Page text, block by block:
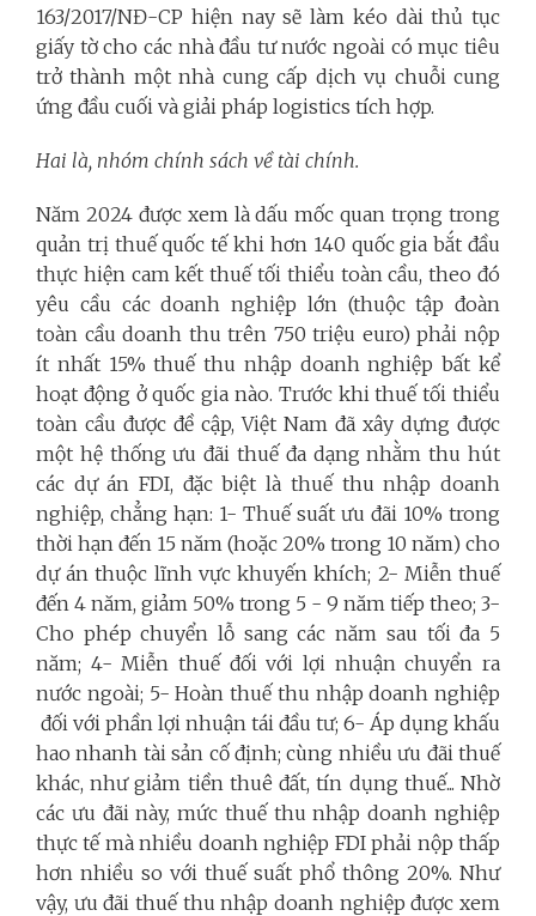
163/2017/NĐ-CP hiện nay sẽ làm kéo dài thủ tục
giấy tờ cho các nhà đầu tư nước ngoài có mục tiêu
trở thành một nhà cung cấp dịch vụ chuỗi cung
ứng đầu cuối và giải pháp logistics tích hợp.
Hai là, nhóm chính sách về tài chính.
Năm 2024 được xem là dấu mốc quan trọng trong
quản trị thuế quốc tế khi hơn 140 quốc gia bắt đầu
thực hiện cam kết thuế tối thiểu toàn cầu, theo đó
yêu cầu các doanh nghiệp lớn (thuộc tập đoàn
toàn cầu doanh thu trên 750 triệu euro) phải nộp
ít nhất 15% thuế thu nhập doanh nghiệp bất kể
hoạt động ở quốc gia nào. Trước khi thuế tối thiểu
toàn cầu được đề cập, Việt Nam đã xây dựng được
một hệ thống ưu đãi thuế đa dạng nhằm thu hút
các dự án FDI, đặc biệt là thuế thu nhập doanh
nghiệp, chẳng hạn: 1- Thuế suất ưu đãi 10% trong
thời hạn đến 15 năm (hoặc 20% trong 10 năm) cho
dự án thuộc lĩnh vực khuyến khích; 2- Miễn thuế
đến 4 năm, giảm 50% trong 5 - 9 năm tiếp theo; 3-
Cho phép chuyển lỗ sang các năm sau tối đa 5
năm; 4- Miễn thuế đối với lợi nhuận chuyển ra
nước ngoài; 5- Hoàn thuế thu nhập doanh nghiệp
đối với phần lợi nhuận tái đầu tư; 6- Áp dụng khấu
hao nhanh tài sản cố định; cùng nhiều ưu đãi thuế
khác, như giảm tiền thuê đất, tín dụng thuế... Nhờ
các ưu đãi này, mức thuế thu nhập doanh nghiệp
thực tế mà nhiều doanh nghiệp FDI phải nộp thấp
hơn nhiều so với thuế suất phổ thông 20%. Như
vậy, ưu đãi thuế thu nhập doanh nghiệp được xem